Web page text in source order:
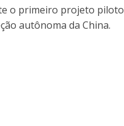
o primeiro projeto piloto
autônoma da China.